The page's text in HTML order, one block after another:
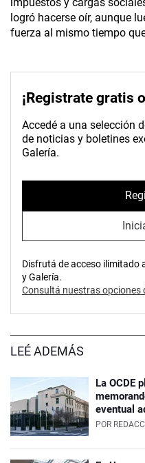
logró hacerse oír, aunque
fuerza al mismo tiempo
¡Registrate gratis
Accedé a una selección
de noticias y boletines
Galería.
Disfrutá de acceso ilimitado
y Galería.
Consultá nuestras opciones
LEÉ ADEMÁS
La OCDE
eventual
POR